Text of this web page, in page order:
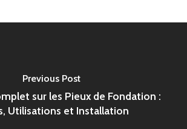
Previous Post
sur les Pieux de Fondation :
Utilisations et Installation